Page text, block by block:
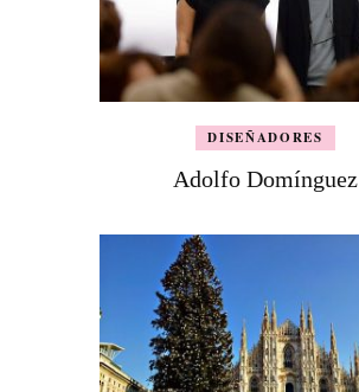
DISEÑADORES
Adolfo Domínguez